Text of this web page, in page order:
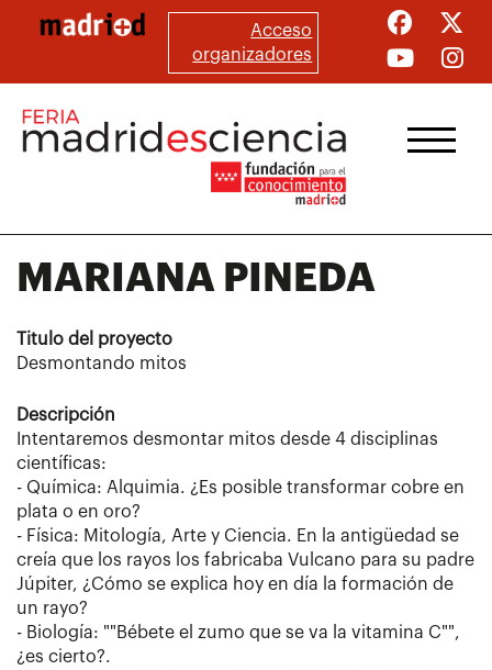
principal
Acceso
organizadores
MARIANA PINEDA
Titulo del proyecto
Desmontando mitos
Descripción
Intentaremos desmontar mitos desde 4 disciplinas
científicas:
- Química: Alquimia. ¿Es posible transformar cobre en
plata o en oro?
- Física: Mitología, Arte y Ciencia. En la antigüedad se
creía que los rayos los fabricaba Vulcano para su padre
Júpiter, ¿Cómo se explica hoy en día la formación de
un rayo?
- Biología: ""Bébete el zumo que se va la vitamina C"",
¿es cierto?.